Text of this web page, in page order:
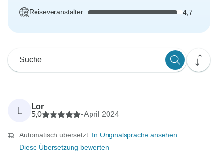
Reiseveranstalter 4,7
L
Lor
5,0
•April 2024
Automatisch übersetzt. In Originalsprache ansehen
Diese Übersetzung bewerten